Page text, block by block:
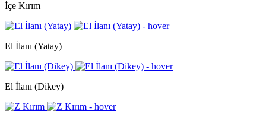
İçe Kırım
El İlanı (Yatay)
El İlanı (Dikey)